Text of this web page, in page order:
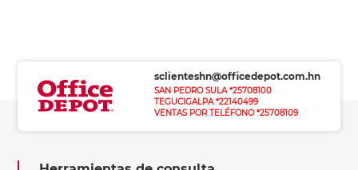
sclienteshn@officedepot.com.hn
SAN PEDRO SULA *25708100
TEGUCIGALPA *22140499
VENTAS POR TELÉFONO *25708109